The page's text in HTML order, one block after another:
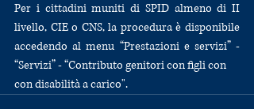
Per i cittadini muniti di SPID almeno di II
livello, CIE o CNS, la procedura è disponibile
accedendo al menu “Prestazioni e servizi” -
“Servizi” - “Contributo genitori con figli con
con disabilità a carico".